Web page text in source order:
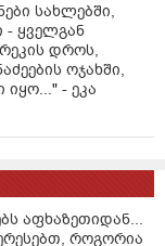
სახლებში,
- ყველგან
დროს,
ოჯახში,
იყო..." - ეკა
აფხაზეთიდან...
როგორია